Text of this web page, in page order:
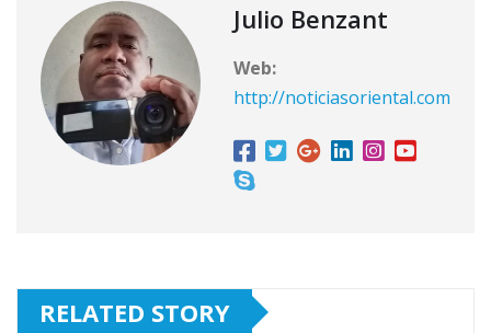
Julio Benzant
Web:
http://noticiasoriental.com
RELATED STORY